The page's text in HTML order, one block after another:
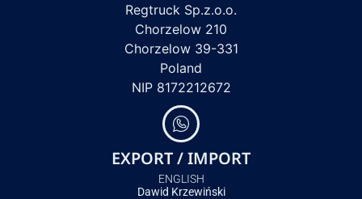
Regtruck Sp.z.o.o.
Chorzelow 210
Chorzelow 39-331
Poland
NIP 8172212672
EXPORT / IMPORT
ENGLISH
Dawid Krzewiński